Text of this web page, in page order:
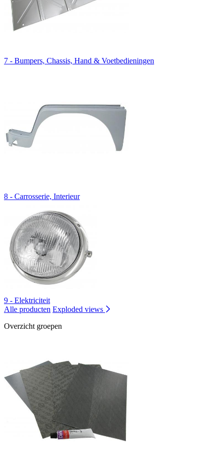
7 - Bumpers, Chassis, Hand & Voetbedieningen
8 - Carrosserie, Interieur
9 - Elektriciteit
Alle producten Exploded views
Overzicht groepen